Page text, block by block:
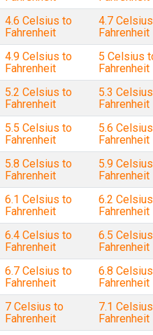
4.6 Celsius to
Fahrenheit
4.7
Fahrenheit
4.9 Celsius to
Fahrenheit
5 Celsius
Fahrenheit
5.2 Celsius to
Fahrenheit
5.3
Fahrenheit
5.5 Celsius to
Fahrenheit
5.6
Fahrenheit
5.8 Celsius to
Fahrenheit
5.9
Fahrenheit
6.1 Celsius to
Fahrenheit
6.2
Fahrenheit
6.4 Celsius to
Fahrenheit
6.5
Fahrenheit
6.7 Celsius to
Fahrenheit
6.8
Fahrenheit
7 Celsius to
Fahrenheit
7.1
Fahrenheit